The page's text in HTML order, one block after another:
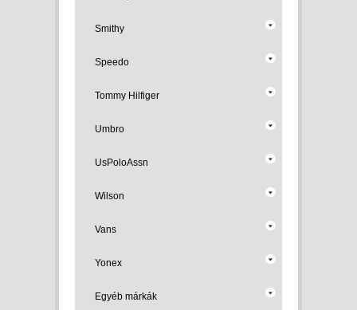
Smithy
Speedo
Tommy Hilfiger
Umbro
UsPoloAssn
Wilson
Vans
Yonex
Egyéb márkák